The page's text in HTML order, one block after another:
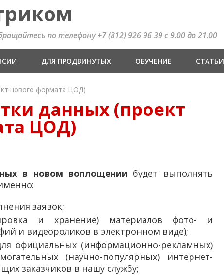
по телефону +7 (812) 926 96 39 с 9.00 до 21.00
ДЛЯ ПРОДВИНУТЫХ ОБУЧЕНИЕ СТАТЬИ
нового формата ЦОД)
данных (проект
ЦОД)
в новом воплощении будет выполнять
заявок;
и хранение) материалов фото- и
и видеороликов в электронном виде);
официальных (информационно-рекламных)
(научно-популярных) интернет-
заказчиков в нашу службу;